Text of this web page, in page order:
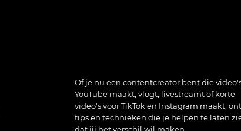
Of je nu een contentcreator bent die
YouTube maakt, vlogt, livestreamt of korte
video's voor TikTok en Instagram maakt,
tips en technieken die je helpen te laten
dat jij het verschil wil maken.